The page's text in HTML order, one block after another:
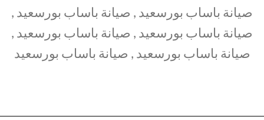
صيانة باساب بورسعيد , صيانة باساب بورسعيد ,
صيانة باساب بورسعيد , صيانة باساب بورسعيد ,
صيانة باساب بورسعيد , صيانة باساب بورسعيد